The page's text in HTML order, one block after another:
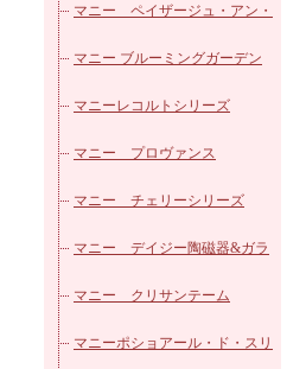
マニー ペイザージュ・アン・
ローズ
マニー ブルーミングガーデン
マニーレコルトシリーズ
マニー プロヴァンス
マニー チェリーシリーズ
マニー デイジー陶磁器&ガラ
ス
マニー クリサンテーム
マニーポショアール・ド・スリ